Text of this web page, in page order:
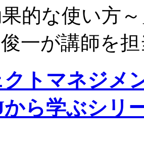
的な使い方
一が講師を
トマネジメ
から学ぶシリ